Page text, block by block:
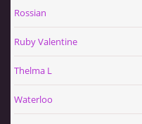
Rossian
Ruby Valentine
Thelma L
Waterloo